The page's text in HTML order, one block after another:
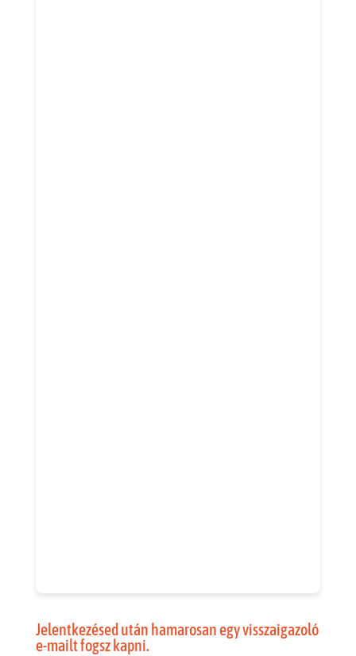
Jelentkezésed után hamarosan egy visszaigazoló
e-mailt fogsz kapni.